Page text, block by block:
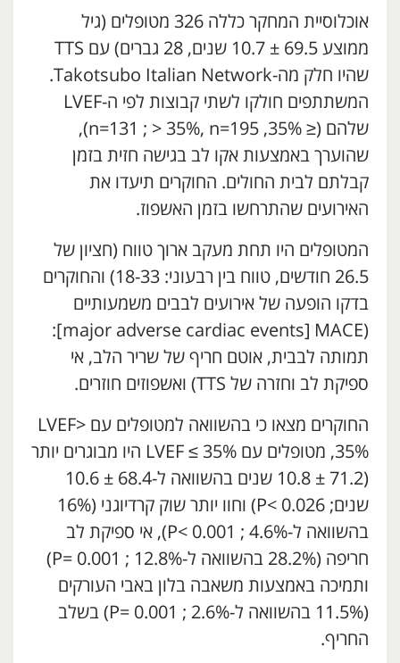
אוכלוסיית המחקר כללה 326 מטופלים (גיל
ממוצע 69.5 ± 10.7 שנים, 28 גברים) עם TTS
שהיו חלק מה-Takotsubo Italian Network.
המשתתפים חולקו לשתי קבוצות לפי ה-LVEF
שלהם (≤ 35%, n=131 ; > 35%, n=195),
שהוערך באמצעות אקו לב בגישה חזית בזמן
קבלתם לבית החולים. החוקרים תיעדו את
האירועים שהתרחשו בזמן האשפוז.
המטופלים היו תחת מעקב ארוך טווח (חציון של
26.5 חודשים, טווח בין רבעוני: 18-33) והחוקרים
בדקו הופעה של אירועים לבבים משמעותיים
(MACE
[major adverse cardiac events]:
תמותה לבבית, אוטם חריף של שריר הלב, אי
ספיקת לב וחזרה של TTS) ואשפוזים חוזרים.
החוקרים מצאו כי בהשוואה למטופלים עם LVEF>
35%, מטופלים עם LVEF ≤ 35% היו מבוגרים יותר
(71.2 ± 10.8 שנים בהשוואה ל-68.4 ± 10.6
שנים; P< 0.026) וחוו יותר שוק קרדיוגני (16%
בהשוואה ל-4.6% ; P< 0.001), אי ספיקת לב
חריפה (28.2% בהשוואה ל-12.8% ; P= 0.001)
ותמיכה באמצעות משאבה בלון באבי העורקים
(11.5% בהשוואה ל-2.6% ; P= 0.001) בשלב
החריף.